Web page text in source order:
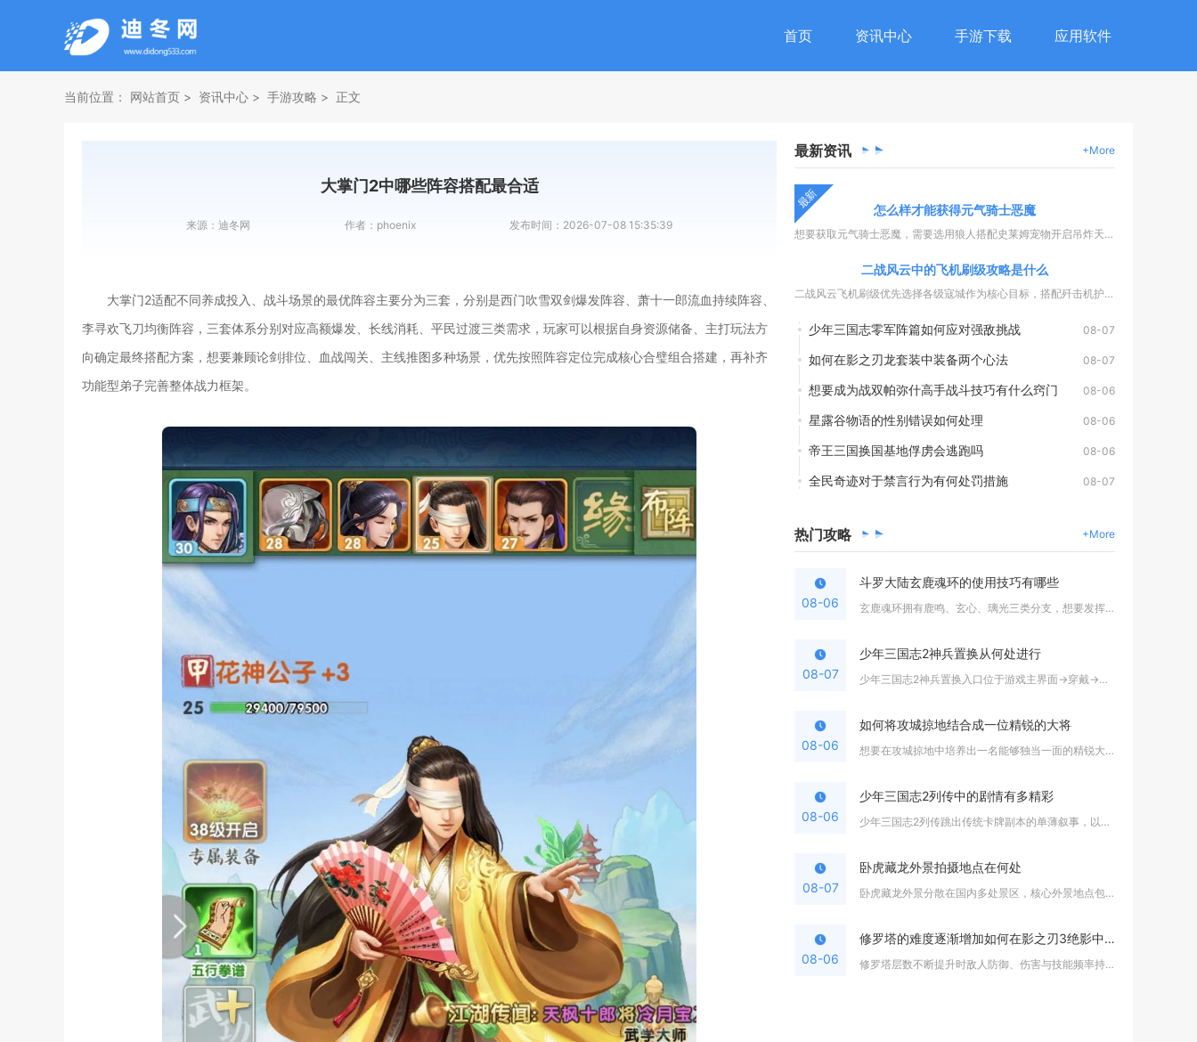
首页 资讯中心 手游下载 应用软件
当前位置： 网站首页 资讯中心 手游攻略 正文
大掌门2中哪些阵容搭配最合适
来源： 迪冬网 作者： phoenix 发布时间： 2026-07-08 15:35:39
大掌门2适配不同养成投入、战斗场景的最优阵容主要分为三套，分别是西门吹雪双剑爆发阵容、萧十一郎流血持续阵容、
李寻欢飞刀均衡阵容，三套体系分别对应高额爆发、长线消耗、平民过渡三类需求，玩家可以根据自身资源储备、主打玩法方
向确定最终搭配方案，想要兼顾论剑排位、血战闯关、主线推图多种场景，优先按照阵容定位完成核心合璧组合搭建，再补齐
功能型弟子完善整体战力框架。
最新资讯 +More
最新 怎么样才能获得元气骑士恶魔
想要获取元气骑士恶魔，需要选用狼人搭配史莱姆宠物开启吊炸天模...
二战风云中的飞机刷级攻略是什么
二战风云飞机刷级优先选择各级寇城作为核心目标，搭配歼击机护航...
少年三国志零军阵篇如何应对强敌挑战 08-07
如何在影之刃龙套装中装备两个心法 08-07
想要成为战双帕弥什高手战斗技巧有什么窍门 08-06
星露谷物语的性别错误如何处理 08-06
帝王三国换国基地俘虏会逃跑吗 08-06
全民奇迹对于禁言行为有何处罚措施 08-07
热门攻略 +More
08-06
斗罗大陆玄鹿魂环的使用技巧有哪些
玄鹿魂环拥有鹿鸣、玄心、璃光三类分支，想要发挥全部价值，核心...
08-07
少年三国志2神兵置换从何处进行
少年三国志2神兵置换入口位于游戏主界面→穿戴→神兵→洗练页面...
08-06
如何将攻城掠地结合成一位精锐的大将
想要在攻城掠地中培养出一名能够独当一面的精锐大将，核心思路是...
08-06
少年三国志2列传中的剧情有多精彩
少年三国志2列传跳出传统卡牌副本的单薄叙事，以沉浸式角色扮演...
08-07
卧虎藏龙外景拍摄地点在何处
卧虎藏龙外景分散在国内多处景区，核心外景地点包含安徽宏村、木...
08-06
修罗塔的难度逐渐增加如何在影之刃3绝影中应对
修罗塔层数不断提升时敌人防御、伤害与技能频率持续上涨，绝影想...